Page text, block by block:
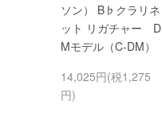
ソン） B♭クラリネ
ット リガチャー D
Mモデル（C-DM）
14,025円(税1,275
円)